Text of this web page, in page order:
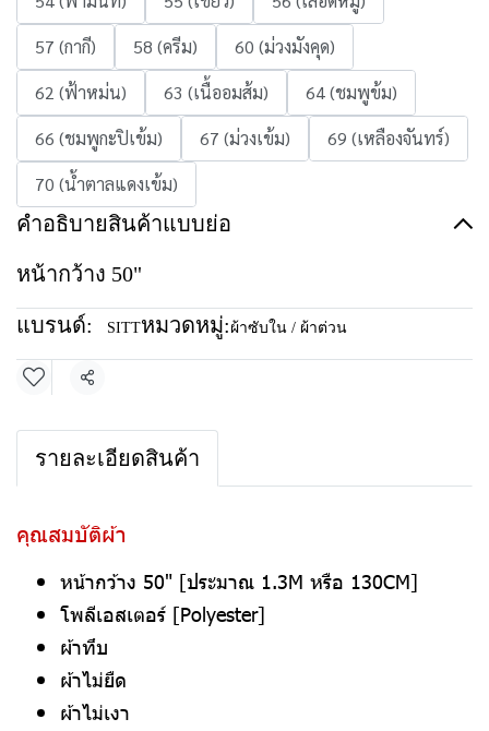
57 (กากี)
58 (ครีม)
60 (ม่วงมังคุด)
62 (ฟ้าหม่น)
63 (เนื้ออมส้ม)
64 (ชมพูข้ม)
66 (ชมพูกะปิเข้ม)
67 (ม่วงเข้ม)
69 (เหลืองจันทร์)
70 (น้ำตาลแดงเข้ม)
คำอธิบายสินค้าแบบย่อ
หน้ากว้าง 50"
แบรนด์: SITTหมวดหมู่: ผ้าซับใน / ผ้าต่วน
แชร์
รายละเอียดสินค้า
คุณสมบัติผ้า
หน้ากว้าง 50" [ประมาณ 1.3M หรือ 130CM]
โพลีเอสเตอร์ [Polyester]
ผ้าทึบ
ผ้าไม่ยืด
ผ้าไม่เงา